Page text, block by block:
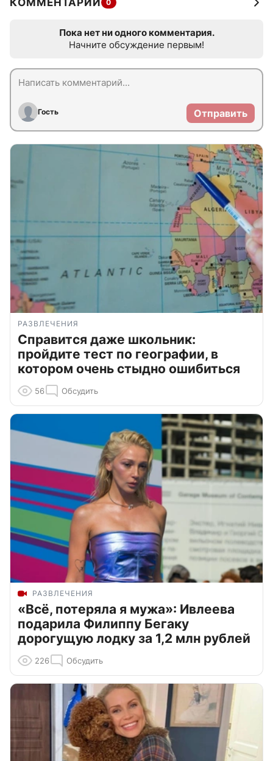
КОММЕНТАРИИ 0
Пока нет ни одного комментария.
Начните обсуждение первым!
Гость Отправить
РАЗВЛЕЧЕНИЯ
Справится даже школьник:
пройдите тест по географии, в
котором очень стыдно ошибиться
56 Обсудить
РАЗВЛЕЧЕНИЯ
«Всё, потеряла я мужа»: Ивлеева
подарила Филиппу Бегаку
дорогущую лодку за 1,2 млн рублей
226 Обсудить